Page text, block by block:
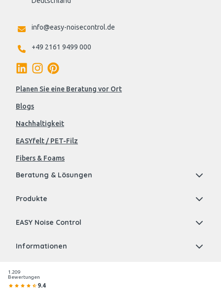
info@easy-noisecontrol.de
+49 2161 9499 000
Planen Sie eine Beratung vor Ort
Blogs
Nachhaltigkeit
EASYfelt / PET-Filz
Fibers & Foams
Beratung & Lösungen
Produkte
EASY Noise Control
Informationen
1.209
Bewertungen
9.4